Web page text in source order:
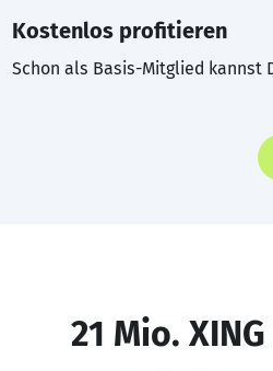
Kostenlos profitieren
Schon als Basis-Mitglied kannst
21 Mio.